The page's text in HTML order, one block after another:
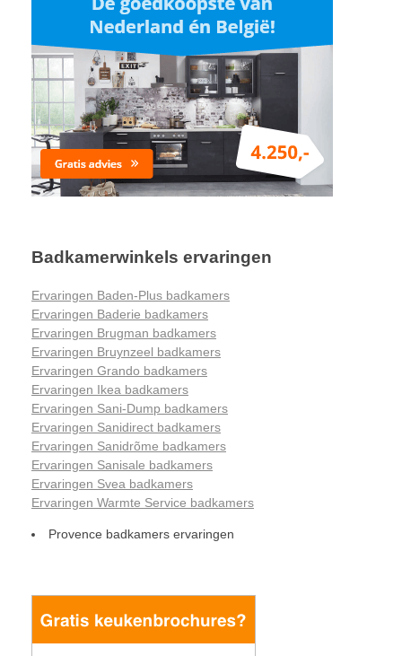
Badkamerwinkels ervaringen
Ervaringen Baden-Plus badkamers
Ervaringen Baderie badkamers
Ervaringen Brugman badkamers
Ervaringen Bruynzeel badkamers
Ervaringen Grando badkamers
Ervaringen Ikea badkamers
Ervaringen Sani-Dump badkamers
Ervaringen Sanidirect badkamers
Ervaringen Sanidrõme badkamers
Ervaringen Sanisale badkamers
Ervaringen Svea badkamers
Ervaringen Warmte Service badkamers
Provence badkamers ervaringen